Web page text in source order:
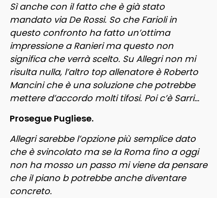
Sì anche con il fatto che è già stato
mandato via De Rossi. So che Farioli in
questo confronto ha fatto un’ottima
impressione a Ranieri ma questo non
significa che verrà scelto. Su Allegri non mi
risulta nulla, l’altro top allenatore è Roberto
Mancini che è una soluzione che potrebbe
mettere d’accordo molti tifosi. Poi c’è Sarri…
Prosegue Pugliese.
Allegri sarebbe l’opzione più semplice dato
che è svincolato ma se la Roma fino a oggi
non ha mosso un passo mi viene da pensare
che il piano b potrebbe anche diventare
concreto.